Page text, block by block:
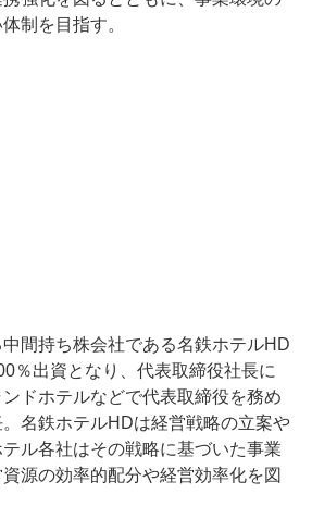
制を目指す。
間持ち株会社である名鉄ホテルHD
％出資となり、代表取締役社長に
ドホテルなどで代表取締役を務め
名鉄ホテルHDは経営戦略の立案や
ル各社はその戦略に基づいた事業
源の効率的配分や経営効率化を図